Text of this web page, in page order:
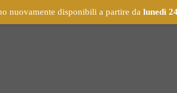
nuovamente disponibili a partire da lunedì